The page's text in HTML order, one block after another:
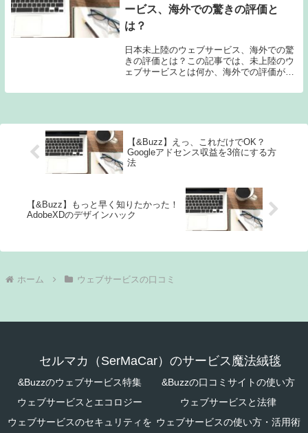
ービス、海外での驚きの評価と
は？
日本未上陸のウェブサービス、海外での驚
きの評価とは？この記事では、未上陸のウ
ェブサービスとは何か、海外での評価が高
での反応予想についてリードします。日本
【&Buzz】えっ、これだけでOK？
Googleアドセンス収益を3倍にする方
法
【&Buzz】もっと早く知りたかった！
AdobeXDのデザインハック
ホーム ウェブサービスの口コミ
セルマカ（SerMaCar）のサービス魔法絨毯
&Buzzのウェブサービス特集
&Buzzの口コミサイトの使い方
ウェブサービスとエコロジー
ウェブサービスと法律
ウェブサービスのセキュリティを ウェブサービスの使い方・活用術